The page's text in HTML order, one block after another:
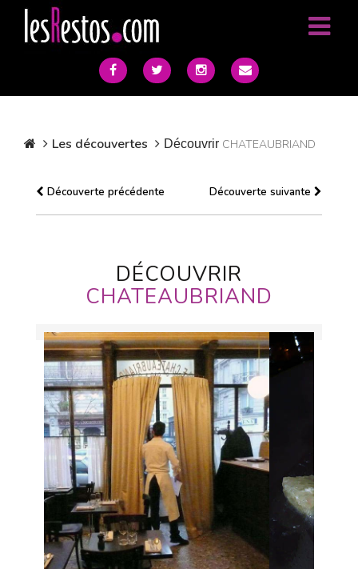
Les découvertes Découvrir CHATEAUBRIAND
Découverte précédente Découverte suivante
DÉCOUVRIR
CHATEAUBRIAND